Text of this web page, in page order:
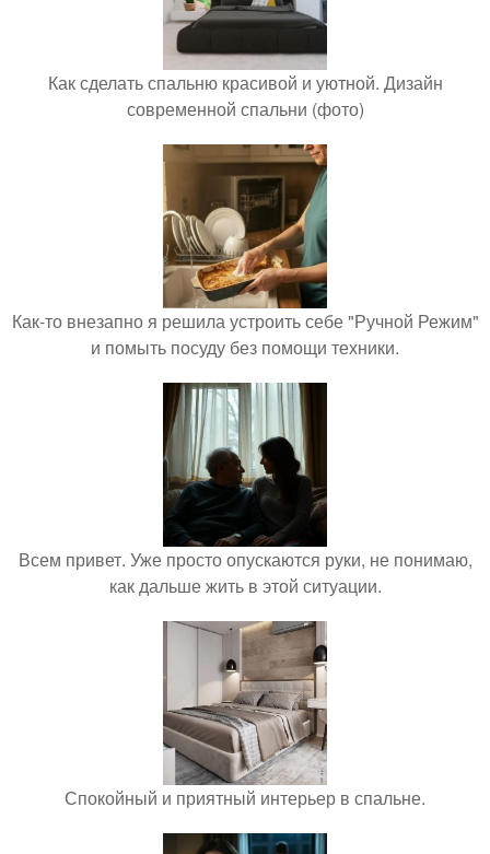
Как сделать спальню красивой и уютной. Дизайн
современной спальни (фото)
Как-то внезапно я решила устроить себе "Ручной Режим"
и помыть посуду без помощи техники.
Всем привет. Уже просто опускаются руки, не понимаю,
как дальше жить в этой ситуации.
Спокойный и приятный интерьер в спальне.